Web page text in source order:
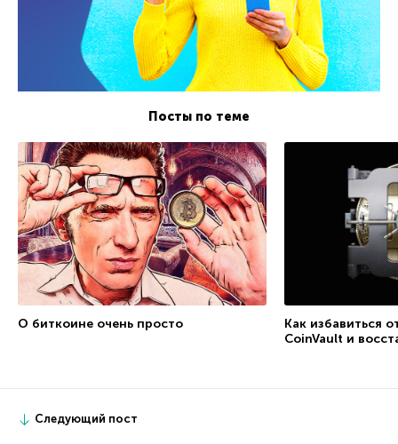
Посты по теме
О биткоине очень просто
Как избавиться
CoinVault и
Следующий пост